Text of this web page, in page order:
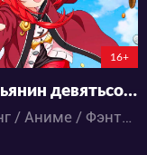
5:20:41:8
16+
Крестьянин девятьсот девяносто девятого уровня
Онгоинг / Аниме / Фэнтези